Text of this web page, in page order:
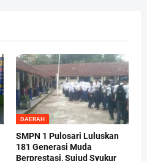
DAERAH
SMPN 1 Pulosari Luluskan
181 Generasi Muda
Berprestasi, Sujud Syukur